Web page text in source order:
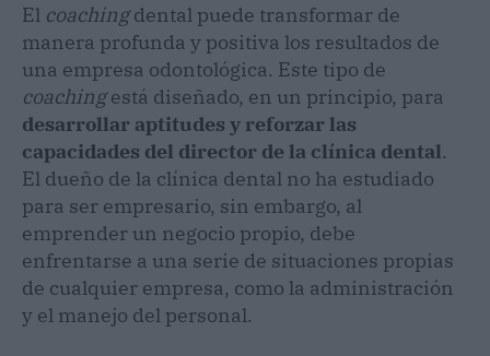
El coachingdental puede transformar de
manera profunda y positiva los resultados de
una empresa odontológica. Este tipo de
coachingestá diseñado, en un principio, para
desarrollar aptitudes y reforzar las
capacidades del director de la clínica dental.
El dueño de la clínica dental no ha estudiado
para ser empresario, sin embargo, al
emprender un negocio propio, debe
enfrentarse a una serie de situaciones propias
de cualquier empresa, como la administración
y el manejo del personal.